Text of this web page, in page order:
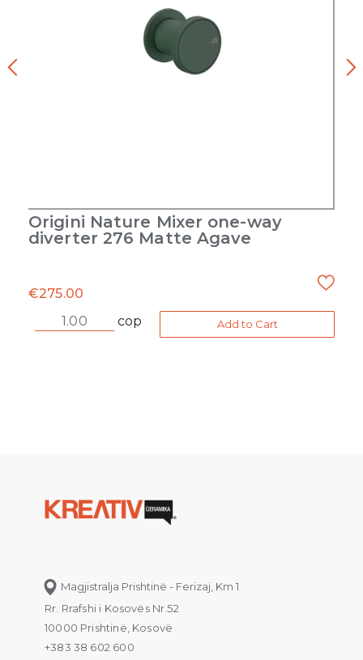
Origini Nature Mixer one-way
diverter 276 Matte Agave
€275.00
cop
Add to Cart
Magjistralja Prishtinë - Ferizaj, Km 1
Rr. Rrafshi i Kosovës Nr.52
10000 Prishtinë, Kosovë
+383 38 602 600